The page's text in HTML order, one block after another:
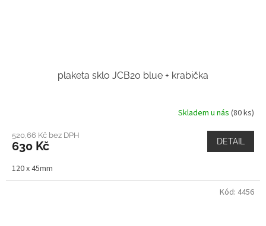
plaketa sklo JCB20 blue + krabička
Skladem u nás (80 ks)
520,66 Kč bez DPH
630 Kč DETAIL
120 x 45mm
Kód: 4456